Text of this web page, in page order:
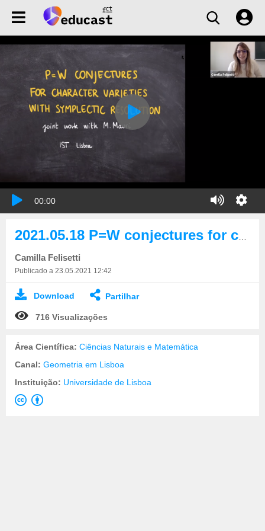
00:00
Camilla Felisetti
Publicado a 23.05.2021 12:42
Download Partilhar
716 Visualizações
Área Científica: Ciências Naturais e Matemática
Canal: Geometria em Lisboa
Instituição: Universidade de Lisboa